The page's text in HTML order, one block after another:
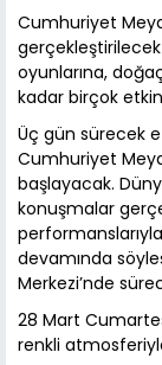
Cumhuriyet
oyunlarına,
kadar birçok
Üç gün sürecek
Cumhuriyet
başlayacak.
konuşmalar
devamında
Merkezi’nde
28 Mart
renkli